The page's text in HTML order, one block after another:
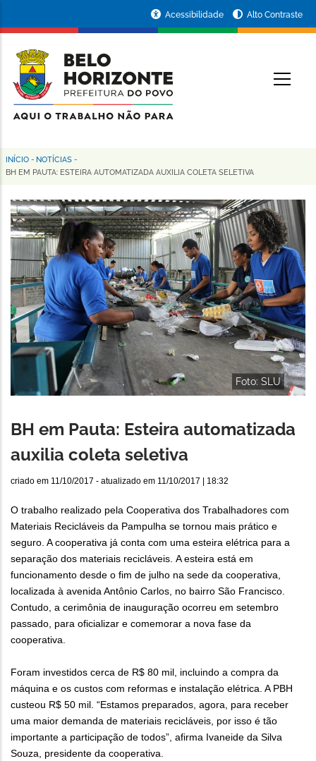
conteúdo
principal
da
Prefeitura
de
Horizonte
Acessibilidade Alto Contraste
Trilha
navegação
INÍCIO - NOTÍCIAS -
BH EM PAUTA: ESTEIRA AUTOMATIZADA AUXILIA COLETA SELETIVA
Foto: SLU
BH em Pauta: Esteira automatizada
auxilia coleta seletiva
criado em 11/10/2017 - atualizado em 11/10/2017 | 18:32
O trabalho realizado pela Cooperativa dos Trabalhadores com
Materiais Recicláveis da Pampulha se tornou mais prático e
seguro. A cooperativa já conta com uma esteira elétrica para a
separação dos materiais recicláveis. A esteira está em
funcionamento desde o fim de julho na sede da cooperativa,
localizada à avenida Antônio Carlos, no bairro São Francisco.
Contudo, a cerimônia de inauguração ocorreu em setembro
passado, para oficializar e comemorar a nova fase da
cooperativa.
Foram investidos cerca de R$ 80 mil, incluindo a compra da
máquina e os custos com reformas e instalação elétrica. A PBH
custeou R$ 50 mil. “Estamos preparados, agora, para receber
uma maior demanda de materiais recicláveis, por isso é tão
importante a participação de todos”, afirma Ivaneide da Silva
Souza, presidente da cooperativa.